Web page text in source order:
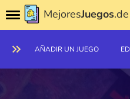
MejoresJuegos.de
AÑADIR UN JUEGO